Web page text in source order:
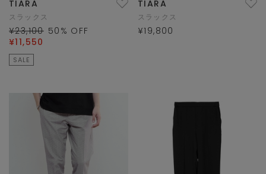
TIARA
スラックス
¥23,100 50 % OFF
¥11,550
SALE
TIARA
スラックス
¥19,800